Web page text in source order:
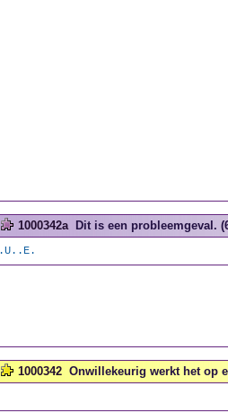
1000342a Dit is een probleemgeval.
.U..E.
1000342 Onwillekeurig werkt het op